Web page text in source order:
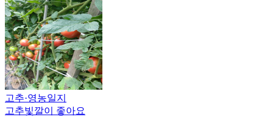
고추·영농일지
고추빛깔이 좋아요